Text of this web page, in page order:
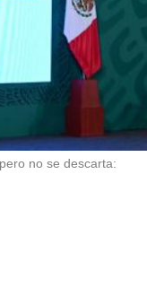
no se descarta: